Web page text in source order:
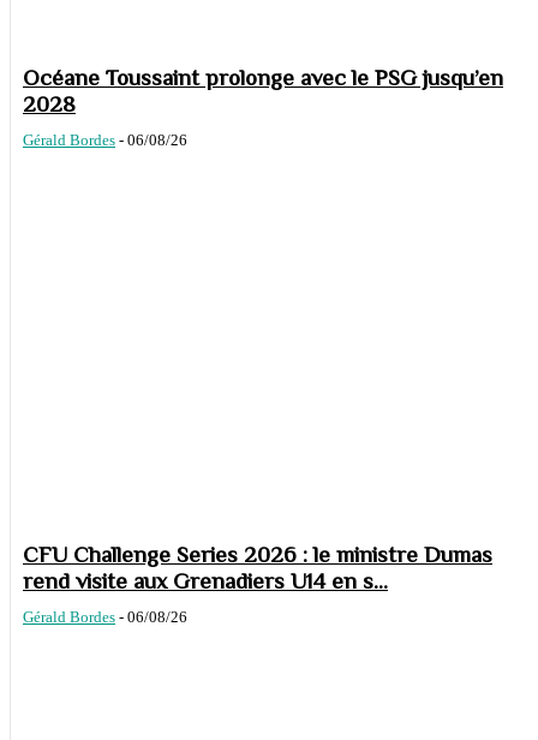
Océane Toussaint prolonge avec le PSG jusqu’en
2028
Gérald Bordes - 06/08/26
CFU Challenge Series 2026 : le ministre Dumas
rend visite aux Grenadiers U14 en s...
Gérald Bordes - 06/08/26